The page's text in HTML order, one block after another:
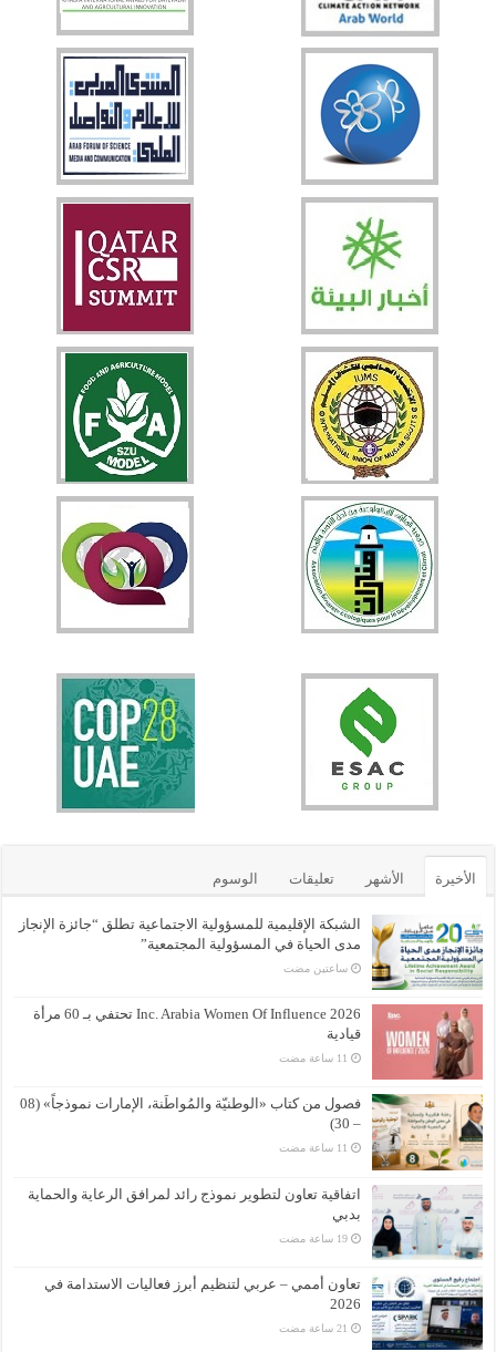
الأخيرة الأشهر تعليقات الوسوم
الشبكة الإقليمية للمسؤولية الاجتماعية تطلق “جائزة الإنجاز
مدى الحياة في المسؤولية المجتمعية”
‏ساعتين مضت
Inc. Arabia Women Of Influence 2026 تحتفي بـ 60 مرأة
قيادية
فصول من كتاب «الوطنيّة والمُواطَنة، الإمارات نموذجاً» (08
– 30)
اتفاقية تعاون لتطوير نموذج رائد لمرافق الرعاية والحماية
بدبي
تعاون أممي – عربي لتنظيم أبرز فعاليات الاستدامة في
2026